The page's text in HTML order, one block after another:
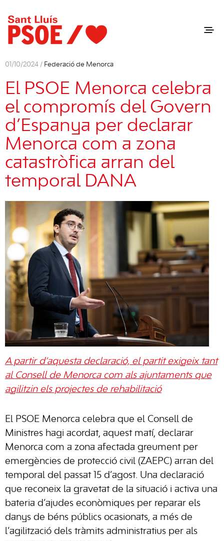
01/10/2024 / Federació de Menorca
El PSOE Menorca celebra
el compromís del Govern
d’Espanya per declarar
Menorca com a zona
catastròfica arran del
temporal DANA
A partir d’aquesta declaració, el partit exigeix tant
al Consell de Menorca com als ajuntaments que
agilitzin els projectes de rehabilitació
El PSOE Menorca celebra que el Consell de
Ministres hagi acordat, aquest matí, declarar
Menorca com a zona afectada greument per
emergències de protecció civil (ZAEPC) arran del
temporal del passat 15 d’agost. Una declaració
que reconeix la gravetat de la situació i activa una
bateria d’ajudes econòmiques per reparar els
danys de béns públics ocasionats, a més de
l’agilització dels tràmits administratius per als